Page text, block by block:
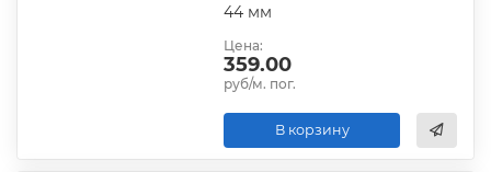
44 мм
Цена:
359.00
руб/м. пог.
В корзину